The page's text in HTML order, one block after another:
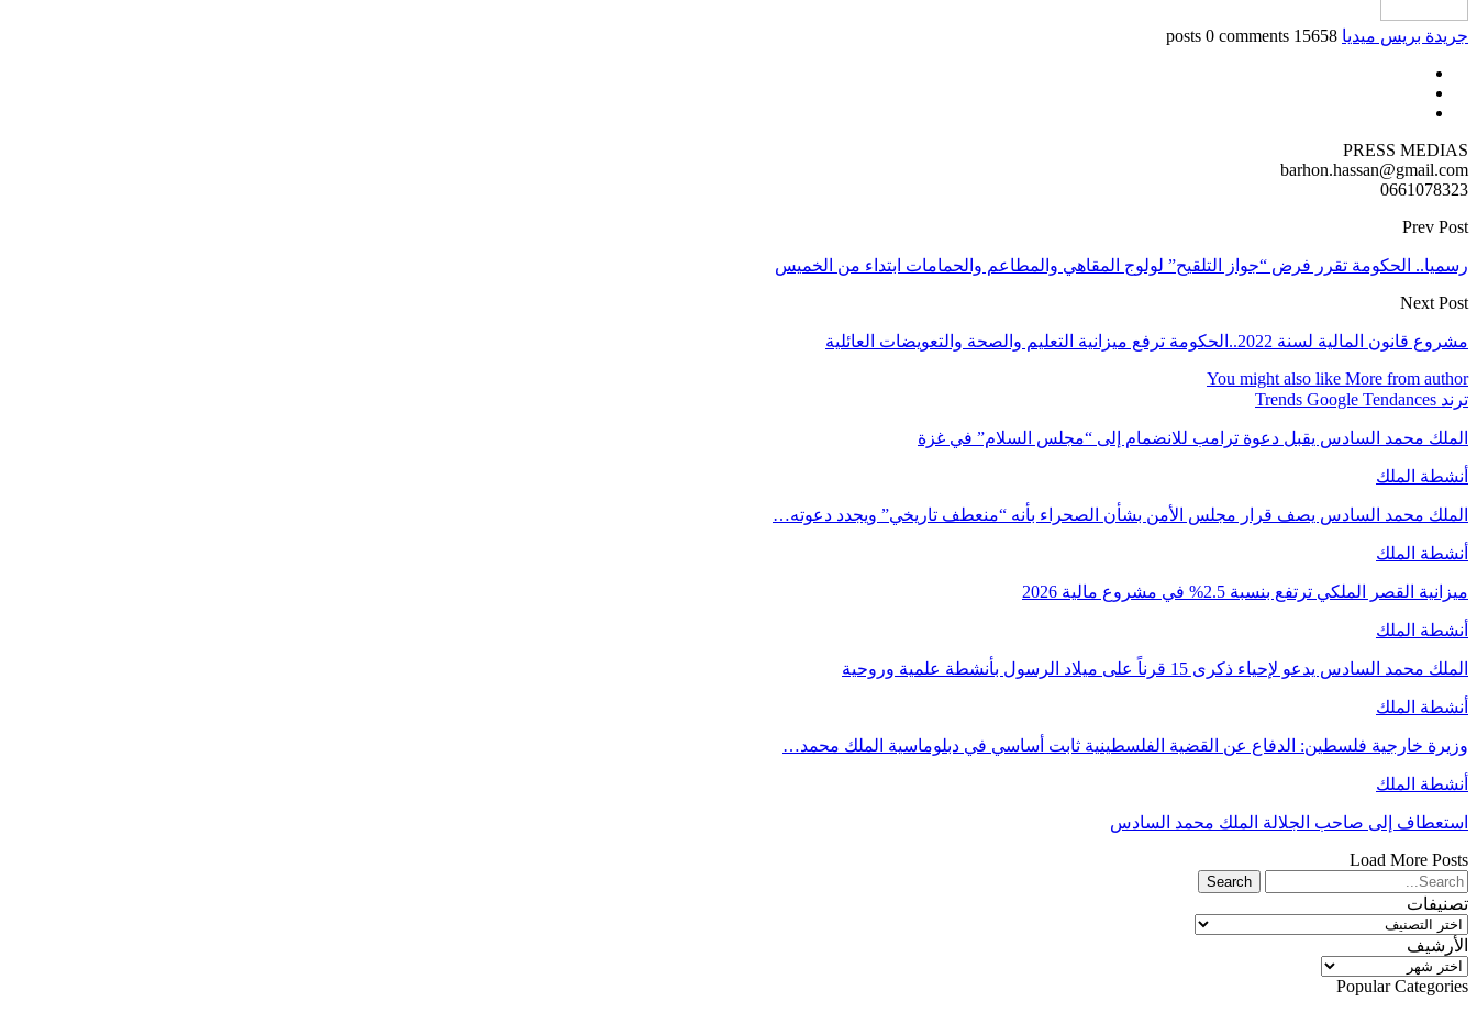
جريدة بريس ميديا 15658 posts
0 comments
PRESS MEDIAS
barhon.hassan@gmail.com
0661078323
Prev Post
رسميا.. الحكومة تقرر فرض “جواز التلقيح” لولوج المقاهي والمطاعم والحمامات ابتداء من الخميس
Next Post
مشروع قانون المالية لسنة 2022..الحكومة ترفع ميزانية التعليم والصحة والتعويضات العائلية
You might also like More from author
ترند Trends Google Tendances
الملك محمد السادس يقبل دعوة ترامب للانضمام إلى “مجلس السلام” في غزة
أنشطة الملك
الملك محمد السادس يصف قرار مجلس الأمن بشأن الصحراء بأنه “منعطف تاريخي” ويجدد دعوته…
أنشطة الملك
ميزانية القصر الملكي ترتفع بنسبة 2.5% في مشروع مالية 2026
أنشطة الملك
الملك محمد السادس يدعو لإحياء ذكرى 15 قرناً على ميلاد الرسول بأنشطة علمية وروحية
أنشطة الملك
وزيرة خارجية فلسطين: الدفاع عن القضية الفلسطينية ثابت أساسي في دبلوماسية الملك محمد…
أنشطة الملك
استعطاف إلى صاحب الجلالة الملك محمد السادس
Load More Posts
تصنيفات
تصنيفات
الأرشيف
الأرشيف
Popular Categories